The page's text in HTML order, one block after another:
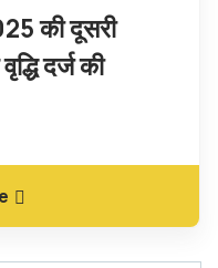
की दूसरी
दर्ज की